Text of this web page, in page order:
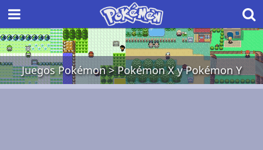
Juegos Pokémon>Pokémon X y Pokémon Y